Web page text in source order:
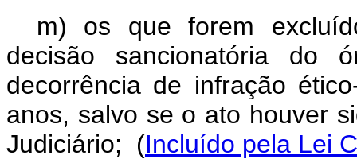
m) os que forem
decisão sancionatória do
decorrência de infração
anos, salvo se o ato houver
Judiciário;
(Incluído pela Lei